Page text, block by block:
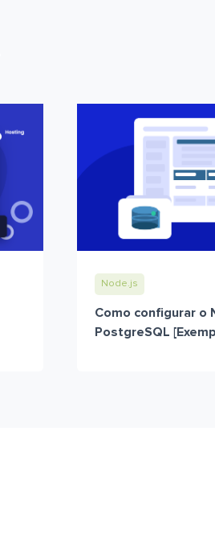
Node.js
Como configurar o
PostgreSQL